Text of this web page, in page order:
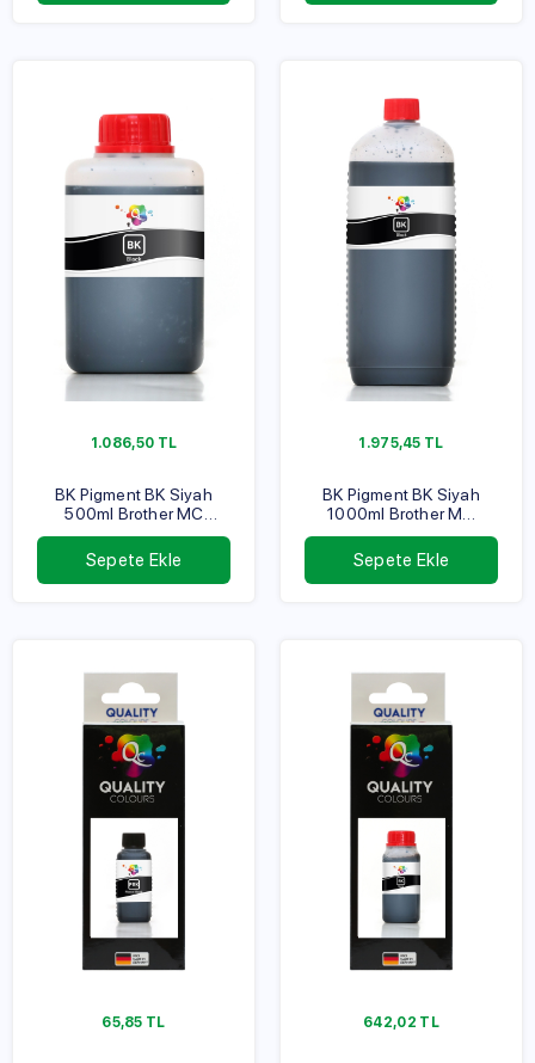
1.086,50 TL
BK Pigment BK Siyah
500ml Brother MC
Serisi
Sepete Ekle
1.975,45 TL
BK Pigment BK Siyah
1000ml Brother MC
Serisi
Sepete Ekle
65,85 TL 642,02 TL